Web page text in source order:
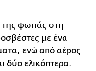
φωτιάς στη
με ένα
ενώ από αέρος
δύο ελικόπτερα.